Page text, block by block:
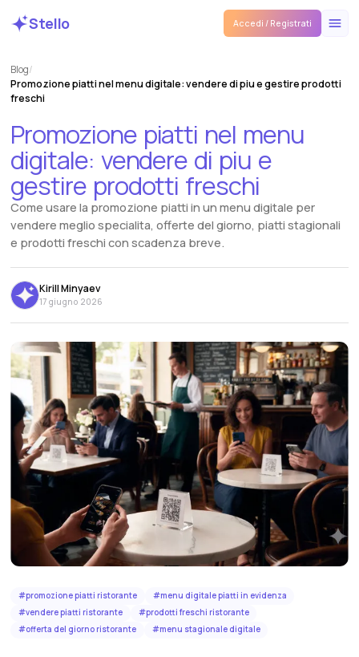
Stello Accedi / Registrati
Blog/
Promozione piatti nel menu digitale: vendere di piu e gestire prodotti
freschi
Promozione piatti nel menu
digitale: vendere di piu e
gestire prodotti freschi
Come usare la promozione piatti in un menu digitale per
vendere meglio specialita, offerte del giorno, piatti stagionali
e prodotti freschi con scadenza breve.
Kirill Minyaev
17 giugno 2026
#promozione piatti ristorante #menu digitale piatti in evidenza
#vendere piatti ristorante #prodotti freschi ristorante
#offerta del giorno ristorante #menu stagionale digitale